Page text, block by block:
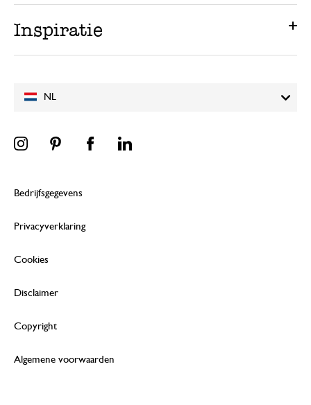
NL
Inspiratie
Bedrijfsgegevens
Privacyverklaring
Cookies
Disclaimer
Copyright
Algemene voorwaarden